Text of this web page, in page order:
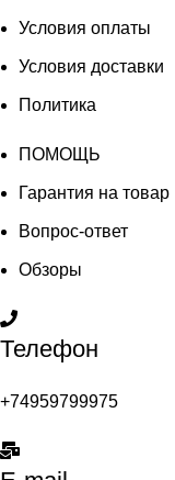
Условия оплаты
Условия доставки
Политика
ПОМОЩЬ
Гарантия на товар
Вопрос-ответ
Обзоры
Телефон
+74959799975